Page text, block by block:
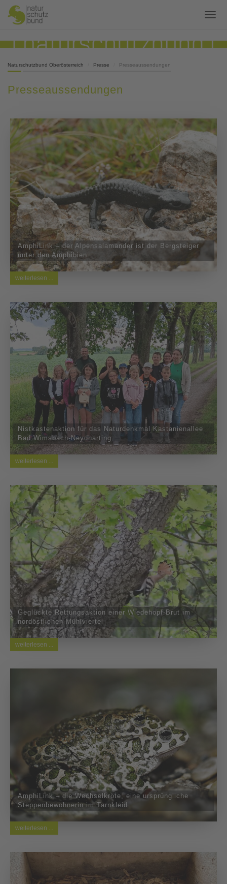
Naturschutzbund Oberösterreich Presse Presseaussendungen
Presseaussendungen
AmphiLink – der Alpensalamander ist der Bergsteiger
unter den Amphibien
weiterlesen ...
Nistkastenaktion für das Naturdenkmal Kastanienallee
Bad Wimsbach-Neydharting
weiterlesen ...
Geglückte Rettungsaktion einer Wiedehopf-Brut im
nordöstlichen Mühlviertel
weiterlesen ...
AmphiLink – die Wechselkröte, eine ursprüngliche
Steppenbewohnerin im Tarnkleid
weiterlesen ...